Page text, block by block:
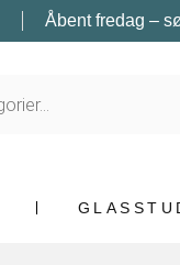
Åbent fredag –